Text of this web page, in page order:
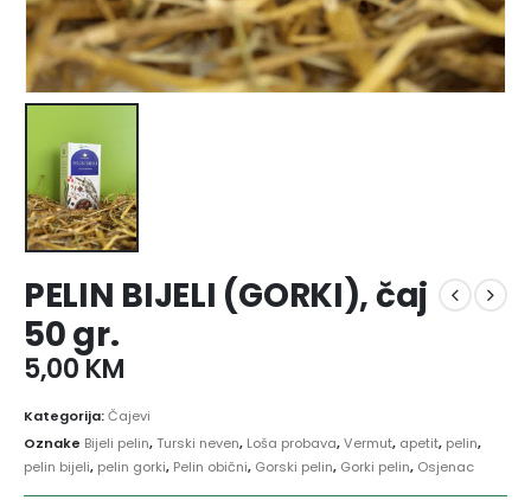
PELIN BIJELI (GORKI), čaj
50 gr.
5,00 KM
Kategorija:Čajevi
Oznake Bijeli pelin,Turski neven, Loša probava,Vermut, apetit, pelin,
pelin bijeli, pelin gorki, Pelin obični, Gorski pelin, Gorki pelin, Osjenac